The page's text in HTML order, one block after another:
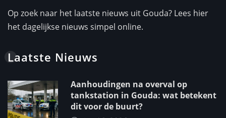
Op zoek naar het laatste nieuws uit Gouda? Lees hier
het dagelijkse nieuws simpel online.
Laatste Nieuws
Aanhoudingen na overval op
tankstation in Gouda: wat betekent
dit voor de buurt?